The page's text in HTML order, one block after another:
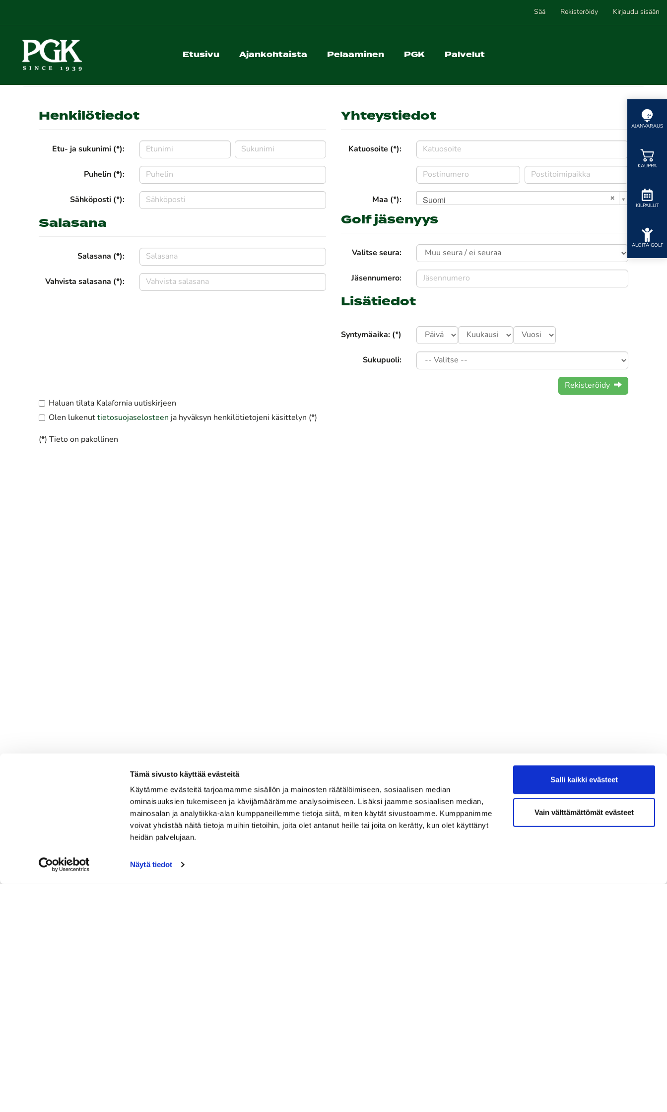
Tämä sivusto käyttää evästeitä
Käytämme evästeitä tarjoamamme sisällön ja mainosten räätälöimiseen, sosiaalisen median
ominaisuuksien tukemiseen ja kävijämäärämme analysoimiseen. Lisäksi jaamme sosiaalisen median,
mainosalan ja analytiikka-alan kumppaneillemme tietoja siitä, miten käytät sivustoamme. Kumppanimme
voivat yhdistää näitä tietoja muihin tietoihin, joita olet antanut heille tai joita on kerätty, kun olet käyttänyt
heidän palvelujaan.
Näytä tiedot
Salli kaikki evästeet
Vain välttämättömät evästeet
Sää Rekisteröidy Kirjaudu sisään
Etusivu Ajankohtaista Pelaaminen PGK Palvelut
AJANVARAUS
KAUPPA
KILPAILUT
ALOITA GOLF
Henkilötiedot
Etu- ja sukunimi (*):
Puhelin (*):
Sähköposti (*):
Salasana
Salasana (*):
Vahvista salasana (*):
Yhteystiedot
Katuosoite (*):
Maa (*): Suomi
Golf jäsenyys
Valitse seura:
Jäsennumero:
Lisätiedot
Syntymäaika: (*)
Sukupuoli:
Rekisteröidy
Haluan tilata Kalafornia uutiskirjeen
Olen lukenut tietosuojaselosteen ja hyväksyn henkilötietojeni käsittelyn (*)
(*) Tieto on pakollinen